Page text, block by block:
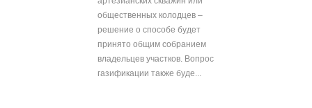
общественных колодцев –
решение о способе будет
принято общим собранием
владельцев участков. Вопрос
газификации также буде...